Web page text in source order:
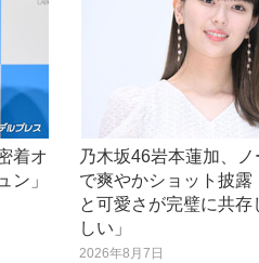
着オ
ン」
乃木坂46岩本蓮加、
で爽やかショット披露
と可愛さが完璧に共存
しい」
2026年8月7日